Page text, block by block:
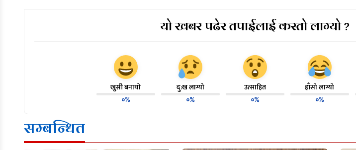
यो खबर पढेर तपाईलाई कस्तो लाग्यो ?
खुसी बनायो
०%
दु:ख लाग्यो
०%
उत्साहित
०%
हाँसो लाग्यो
०%
सम्बन्धित